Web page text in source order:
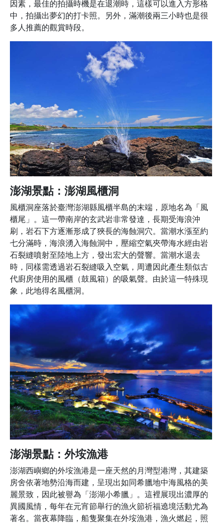
因素，最佳的拍攝時機是在退潮時，這樣可以進入方形格
中，拍攝出夢幻的打卡照。另外，滿潮後兩三小時也是很
多人推薦的觀賞時段。
澎湖景點：澎湖風櫃洞
風櫃洞座落於臺灣澎湖縣風櫃半島的末端，原地名為「風
櫃尾」。這一帶南岸的玄武岩非常發達，長期受海浪沖
刷，岩石下方逐漸形成了狹長的海蝕洞穴。當潮水漲至約
七分滿時，海浪湧入海蝕洞中，壓縮空氣夾帶海水經由岩
石裂縫噴射至陸地上方，發出宏大的聲響。當潮水退去
時，同樣需透過岩石裂縫吸入空氣，周遭因此產生類似古
代廚房使用的風櫃（鼓風箱）的吸氣聲。由於這一特殊現
象，此地得名風櫃洞。
澎湖景點：外垵漁港
澎湖西嶼鄉的外垵漁港是一座天然的月灣型港灣，其建築
房舍依著地勢沿海而建，呈現出如同希臘地中海風格的美
麗景致，因此被譽為「澎湖小希臘」。這裡展現出濃厚的
異國風情，每年在元宵節舉行的漁火節祈福遶境活動尤為
著名。當夜幕降臨，船隻聚集在外垵漁港，漁火燃起，照